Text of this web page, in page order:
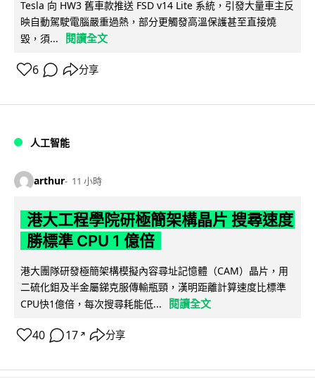
Tesla 向 HW3 舊車款推送 FSD v14 Lite 系統，引發大量車主反
映自動駕駛電腦嚴重過熱，部分更觸發高溫保護甚至直接燒
毀，須...
閱讀全文
6 分享
人工智能
arthur 11 小時
港大工程學院研極簡架構晶片 搜尋速度
勝標準 CPU 1 億倍
港大團隊研發極簡架構模擬內容尋址記憶體（CAM）晶片，用
二硫化鉬及半金屬銻克服傳輸瓶頸，漢明距離計算速度比標準
CPU快1億倍，每次搜尋耗能低...
閱讀全文
40 17 ↗ 分享